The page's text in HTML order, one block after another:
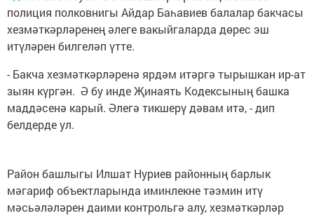
полиция полковнигы Айдар Баһавиев балалар бакчасы
хезмәткәрләренең әлеге вакыйгаларда дөрес эш
итүләрен билгеләп үтте.
- Бакча хезмәткәрләренә ярдәм итәргә тырышкан ир-ат
зыян күргән. Ә бу инде Җинаять Кодексының башка
маддәсенә карый. Әлегә тикшерү дәвам итә, - дип
белдерде ул.
Район башлыгы Илшат Нуриев районның барлык
мәгариф объектларында иминлекне тәэмин итү
мәсьәләләрен даими контрольгә алу, хезмәткәрләр